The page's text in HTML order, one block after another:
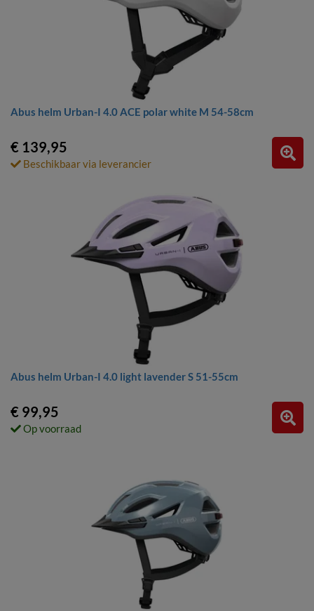
Abus helm Urban-I 4.0 ACE polar white M 54-58cm
€ 139,95
Beschikbaar via leverancier
Abus helm Urban-I 4.0 light lavender S 51-55cm
€ 99,95
Op voorraad